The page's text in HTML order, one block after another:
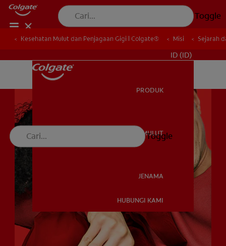
Toggle
KESEHATAN MULUT
HUBUNGI KAMI
ID (ID)
PRODUK
KESEHATAN MULUT
JENAMA
HUBUNGI KAMI
Toggle
Kesehatan Mulut dan Penjagaan Gigi | Colgate® Misi Sejarah
Kesehatan Mulut dan Penjagaan Gigi | Colgate® Misi Sejarah